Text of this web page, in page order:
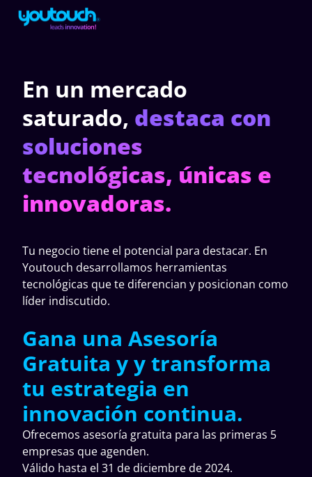
En un mercado
saturado, destaca con
soluciones
tecnológicas, únicas e
innovadoras.
Tu negocio tiene el potencial para destacar. En
Youtouch desarrollamos herramientas
tecnológicas que te diferencian y posicionan como
líder indiscutido.
Gana una Asesoría
Gratuita y y transforma
tu estrategia en
innovación continua.
Ofrecemos asesoría gratuita para las primeras 5
empresas que agenden.
Válido hasta el 31 de diciembre de 2024.